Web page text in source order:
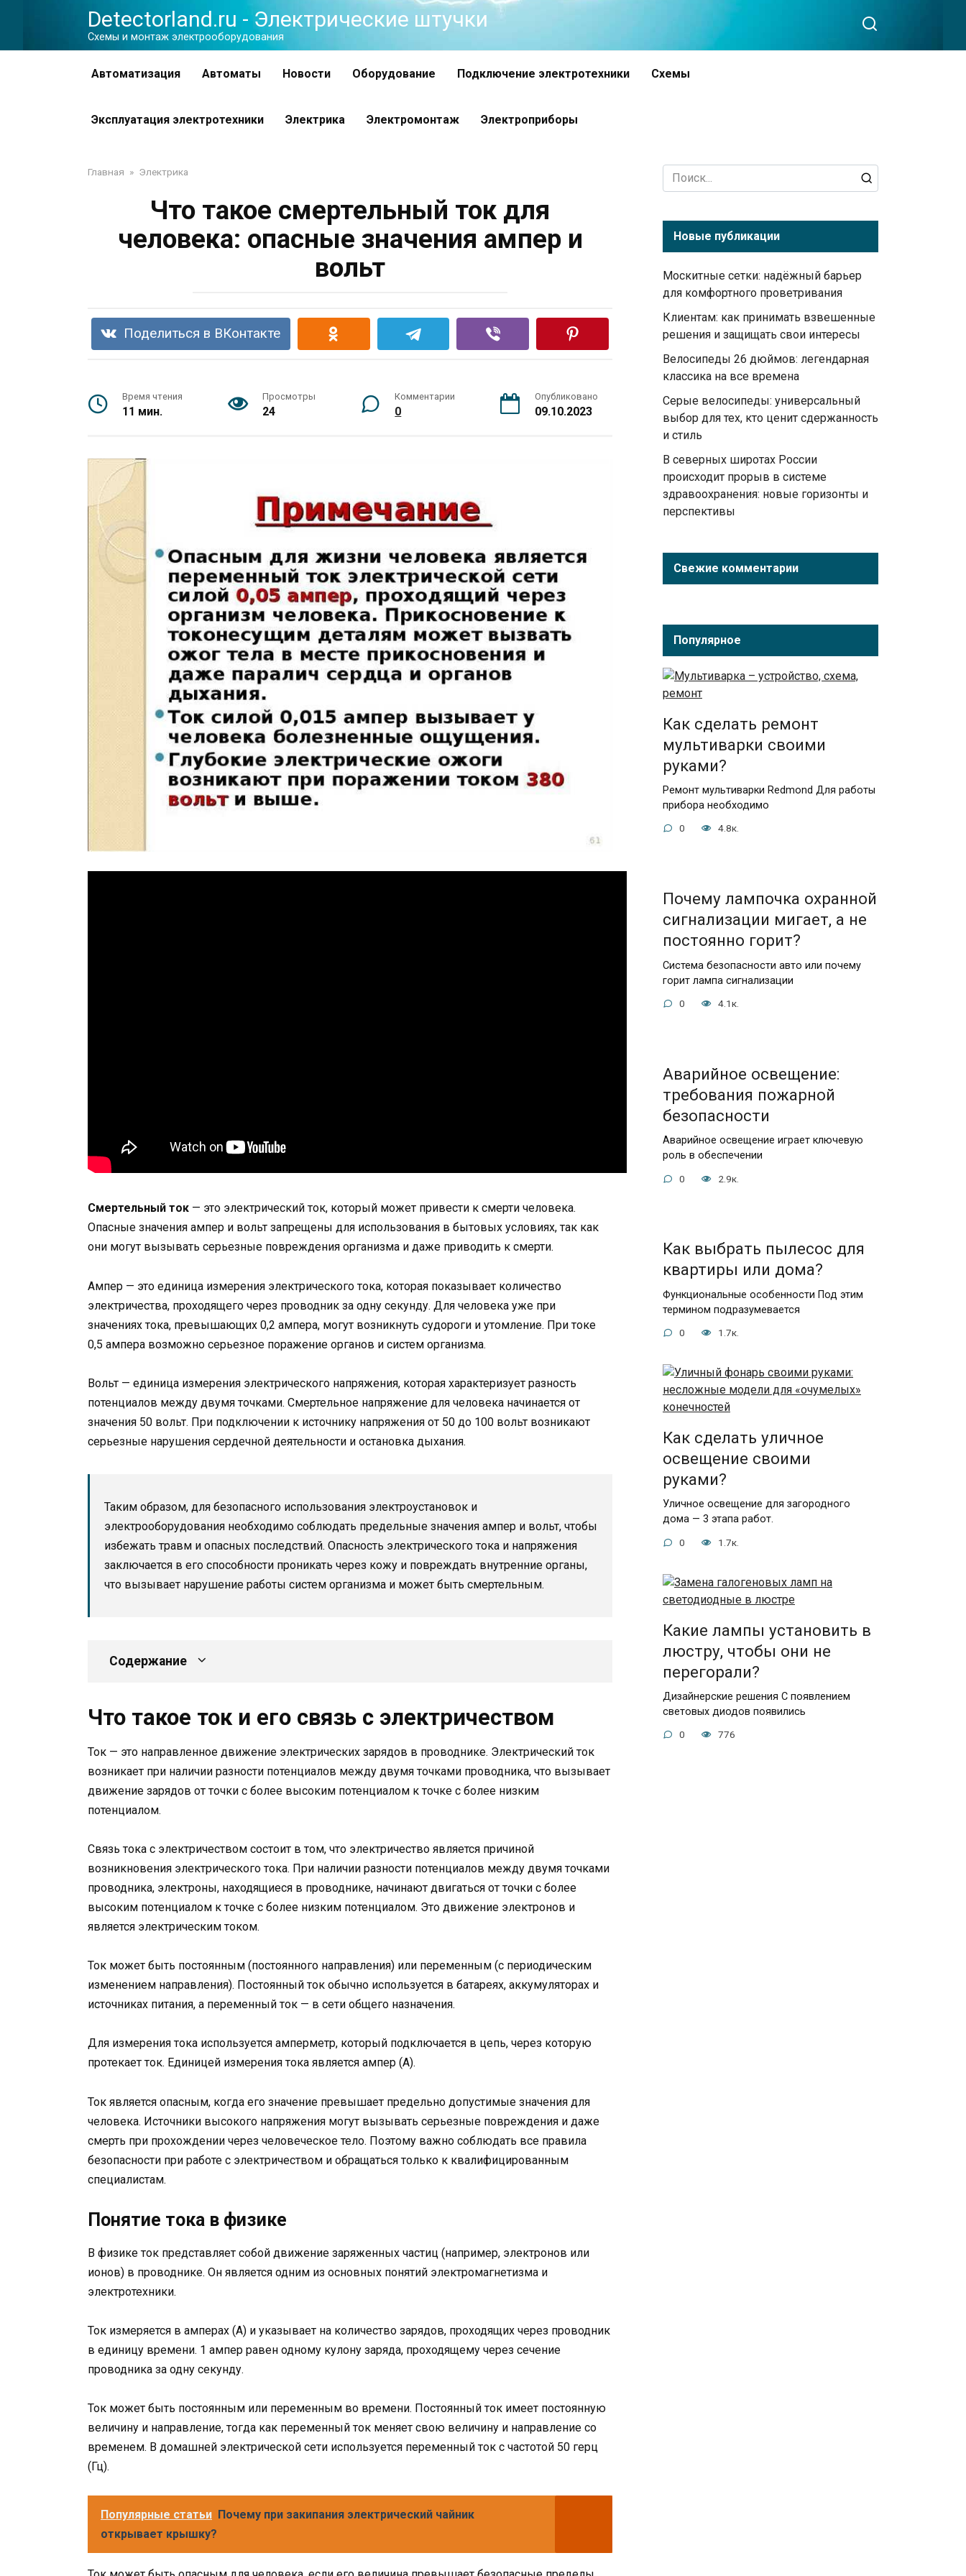
Detectorland.ru - Электрические штучки
Схемы и монтаж электрооборудования
Автоматизация Автоматы Новости Оборудование Подключение электротехники Схемы
Эксплуатация электротехники Электрика Электромонтаж Электроприборы
Главная » Электрика
Что такое смертельный ток для
человека: опасные значения ампер и
вольт
Поделиться в ВКонтакте
Время чтения
11 мин.
Просмотры
24
Комментарии
0
Опубликовано
09.10.2023
Смертельный ток — это электрический ток, который может привести к смерти человека.
Опасные значения ампер и вольт запрещены для использования в бытовых условиях, так как
они могут вызывать серьезные повреждения организма и даже приводить к смерти.
Ампер — это единица измерения электрического тока, которая показывает количество
электричества, проходящего через проводник за одну секунду. Для человека уже при
значениях тока, превышающих 0,2 ампера, могут возникнуть судороги и утомление. При токе
0,5 ампера возможно серьезное поражение органов и систем организма.
Вольт — единица измерения электрического напряжения, которая характеризует разность
потенциалов между двумя точками. Смертельное напряжение для человека начинается от
значения 50 вольт. При подключении к источнику напряжения от 50 до 100 вольт возникают
серьезные нарушения сердечной деятельности и остановка дыхания.
Таким образом, для безопасного использования электроустановок и
электрооборудования необходимо соблюдать предельные значения ампер и вольт, чтобы
избежать травм и опасных последствий. Опасность электрического тока и напряжения
заключается в его способности проникать через кожу и повреждать внутренние органы,
что вызывает нарушение работы систем организма и может быть смертельным.
Содержание
Что такое ток и его связь с электричеством
Ток — это направленное движение электрических зарядов в проводнике. Электрический ток
возникает при наличии разности потенциалов между двумя точками проводника, что вызывает
движение зарядов от точки с более высоким потенциалом к точке с более низким
потенциалом.
Связь тока с электричеством состоит в том, что электричество является причиной
возникновения электрического тока. При наличии разности потенциалов между двумя точками
проводника, электроны, находящиеся в проводнике, начинают двигаться от точки с более
высоким потенциалом к точке с более низким потенциалом. Это движение электронов и
является электрическим током.
Ток может быть постоянным (постоянного направления) или переменным (с периодическим
изменением направления). Постоянный ток обычно используется в батареях, аккумуляторах и
источниках питания, а переменный ток — в сети общего назначения.
Для измерения тока используется амперметр, который подключается в цепь, через которую
протекает ток. Единицей измерения тока является ампер (А).
Ток является опасным, когда его значение превышает предельно допустимые значения для
человека. Источники высокого напряжения могут вызывать серьезные повреждения и даже
смерть при прохождении через человеческое тело. Поэтому важно соблюдать все правила
безопасности при работе с электричеством и обращаться только к квалифицированным
специалистам.
Понятие тока в физике
В физике ток представляет собой движение заряженных частиц (например, электронов или
ионов) в проводнике. Он является одним из основных понятий электромагнетизма и
электротехники.
Ток измеряется в амперах (А) и указывает на количество зарядов, проходящих через проводник
в единицу времени. 1 ампер равен одному кулону заряда, проходящему через сечение
проводника за одну секунду.
Ток может быть постоянным или переменным во времени. Постоянный ток имеет постоянную
величину и направление, тогда как переменный ток меняет свою величину и направление со
временем. В домашней электрической сети используется переменный ток с частотой 50 герц
(Гц).
Популярные статьи Почему при закипания электрический чайник
открывает крышку?
Search
for:
Новые публикации
Москитные сетки: надёжный барьер
для комфортного проветривания
Клиентам: как принимать взвешенные
решения и защищать свои интересы
Велосипеды 26 дюймов: легендарная
классика на все времена
Серые велосипеды: универсальный
выбор для тех, кто ценит сдержанность
и стиль
В северных широтах России
происходит прорыв в системе
здравоохранения: новые горизонты и
перспективы
Свежие комментарии
Популярное
Как сделать ремонт
мультиварки своими
руками?
Ремонт мультиварки Redmond Для работы
прибора необходимо
0 4.8к.
Почему лампочка охранной
сигнализации мигает, а не
постоянно горит?
Система безопасности авто или почему
горит лампа сигнализации
0 4.1к.
Аварийное освещение:
требования пожарной
безопасности
Аварийное освещение играет ключевую
роль в обеспечении
0 2.9к.
Как выбрать пылесос для
квартиры или дома?
Функциональные особенности Под этим
термином подразумевается
0 1.7к.
Как сделать уличное
освещение своими
руками?
Уличное освещение для загородного
дома — 3 этапа работ.
0 1.7к.
Какие лампы установить в
люстру, чтобы они не
перегорали?
Дизайнерские решения С появлением
световых диодов появились
0 776